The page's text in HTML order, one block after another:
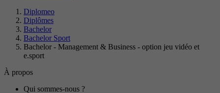
Diplomeo
Diplômes
Bachelor
Bachelor Sport
Bachelor - Management & Business - option jeu vidéo et
e.sport
À propos
Qui sommes-nous ?